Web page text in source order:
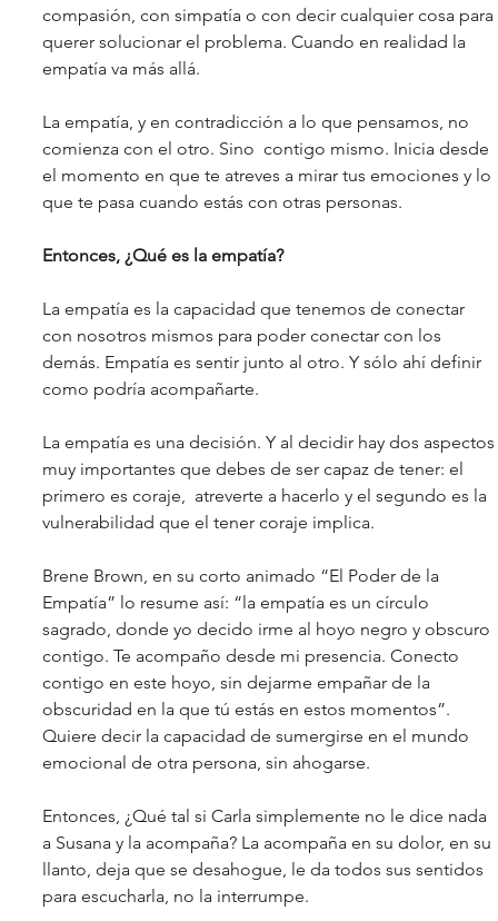
compasión, con simpatía o con decir cualquier cosa para
querer solucionar el problema. Cuando en realidad la
empatía va más allá.
La empatía, y en contradicción a lo que pensamos, no
comienza con el otro. Sino  contigo mismo. Inicia desde
el momento en que te atreves a mirar tus emociones y lo
que te pasa cuando estás con otras personas.
Entonces, ¿Qué es la empatía?
La empatía es la capacidad que tenemos de conectar
con nosotros mismos para poder conectar con los
demás. Empatía es sentir junto al otro. Y sólo ahí definir
como podría acompañarte.
La empatía es una decisión. Y al decidir hay dos aspectos
muy importantes que debes de ser capaz de tener: el
primero es coraje,  atreverte a hacerlo y el segundo es la
vulnerabilidad que el tener coraje implica.
Brene Brown, en su corto animado “El Poder de la
Empatía” lo resume así: “la empatía es un círculo
sagrado, donde yo decido irme al hoyo negro y obscuro
contigo. Te acompaño desde mi presencia. Conecto
contigo en este hoyo, sin dejarme empañar de la
obscuridad en la que tú estás en estos momentos”.
Quiere decir la capacidad de sumergirse en el mundo
emocional de otra persona, sin ahogarse.
Entonces, ¿Qué tal si Carla simplemente no le dice nada
a Susana y la acompaña? La acompaña en su dolor, en su
llanto, deja que se desahogue, le da todos sus sentidos
para escucharla, no la interrumpe.